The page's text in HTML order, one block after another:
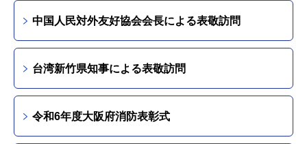
中国人民対外友好協会会長による表敬訪問
台湾新竹県知事による表敬訪問
令和6年度大阪府消防表彰式